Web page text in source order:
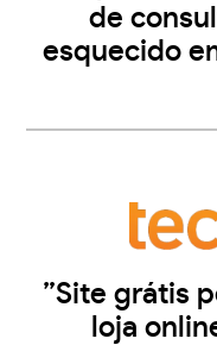
de
esquecido
”Site grátis
loja